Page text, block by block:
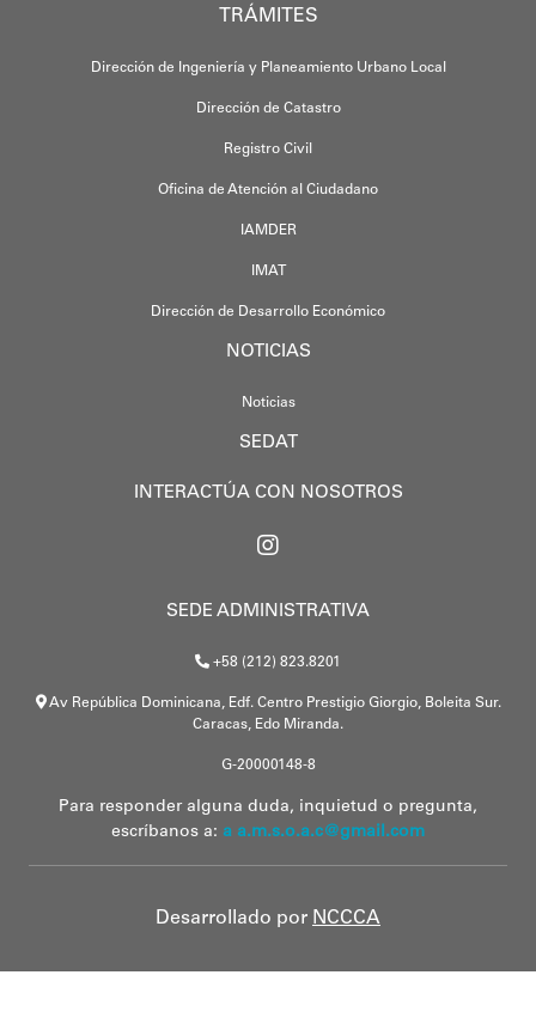
TRÁMITES
Dirección de Ingeniería y Planeamiento Urbano Local
Dirección de Catastro
Registro Civil
Oficina de Atención al Ciudadano
IAMDER
IMAT
Dirección de Desarrollo Económico
NOTICIAS
Noticias
SEDAT
INTERACTÚA CON NOSOTROS
SEDE ADMINISTRATIVA
+58 (212) 823.8201
Av República Dominicana, Edf. Centro Prestigio Giorgio, Boleita Sur.
Caracas, Edo Miranda.
G-20000148-8
Para responder alguna duda, inquietud o pregunta,
escríbanos a: a a.m.s.o.a.c@gmail.com
Desarrollado por NCCCA